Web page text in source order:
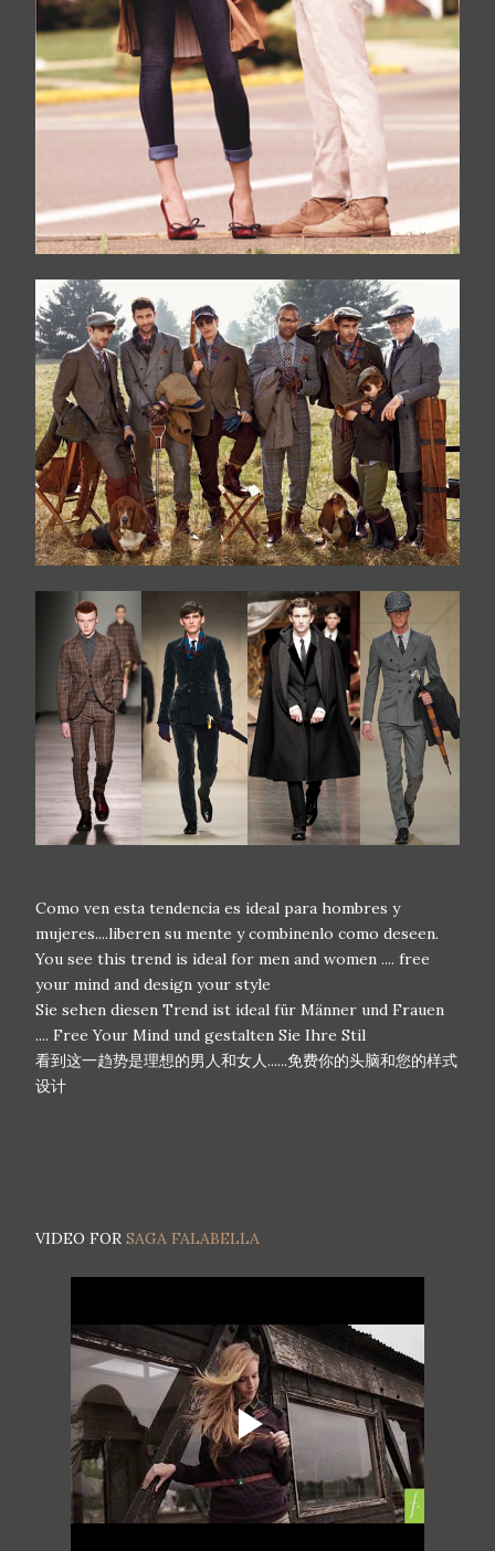
Como ven esta tendencia es ideal para hombres y
mujeres....liberen su mente y combinenlo como deseen.
You see this trend is ideal for men and women .... free
your mind and design your style
Sie sehen diesen Trend ist ideal für Männer und Frauen
.... Free Your Mind und gestalten Sie Ihre Stil
看到这一趋势是理想的男人和女人......免费你的头脑和您的样式
设计
VIDEO FOR SAGA FALABELLA